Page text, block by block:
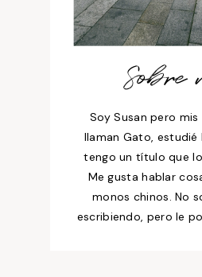
Sobre
Soy Susan pero mis
llaman Gato,
tengo un título que
Me gusta hablar
monos chinos. No
escribiendo, pero le